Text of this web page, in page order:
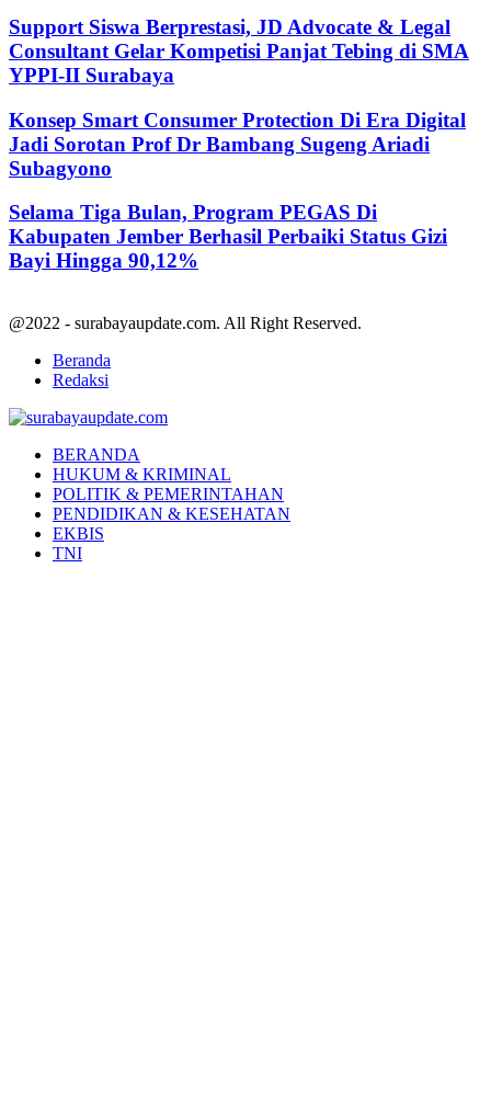
Support Siswa Berprestasi, JD Advocate & Legal
Consultant Gelar Kompetisi Panjat Tebing di SMA
YPPI-II Surabaya
Konsep Smart Consumer Protection Di Era Digital
Jadi Sorotan Prof Dr Bambang Sugeng Ariadi
Subagyono
Selama Tiga Bulan, Program PEGAS Di
Kabupaten Jember Berhasil Perbaiki Status Gizi
Bayi Hingga 90,12%
@2022 - surabayaupdate.com. All Right Reserved.
Beranda
Redaksi
BERANDA
HUKUM & KRIMINAL
POLITIK & PEMERINTAHAN
PENDIDIKAN & KESEHATAN
EKBIS
TNI